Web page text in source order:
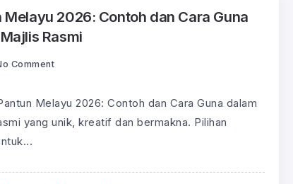
Melayu 2026: Contoh dan Cara Guna
Rasmi
Comment
Melayu 2026: Contoh dan Cara Guna dalam
yang unik, kreatif dan bermakna. Pilihan